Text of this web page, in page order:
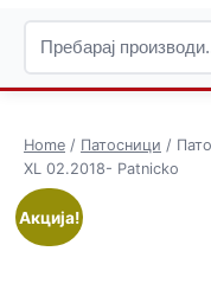
Home / Патосници /
XL 02.2018- Patnicko
Акција!